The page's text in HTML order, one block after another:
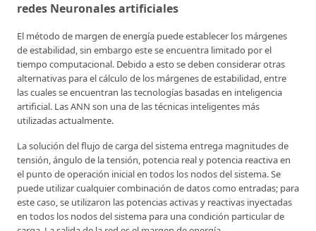
redes Neuronales artificiales
El método de margen de energía puede establecer los márgenes
de estabilidad, sin embargo este se encuentra limitado por el
tiempo computacional. Debido a esto se deben considerar otras
alternativas para el cálculo de los márgenes de estabilidad, entre
las cuales se encuentran las tecnologías basadas en inteligencia
artificial. Las ANN son una de las técnicas inteligentes más
utilizadas actualmente.
La solución del flujo de carga del sistema entrega magnitudes de
tensión, ángulo de la tensión, potencia real y potencia reactiva en
el punto de operación inicial en todos los nodos del sistema. Se
puede utilizar cualquier combinación de datos como entradas; para
este caso, se utilizaron las potencias activas y reactivas inyectadas
en todos los nodos del sistema para una condición particular de